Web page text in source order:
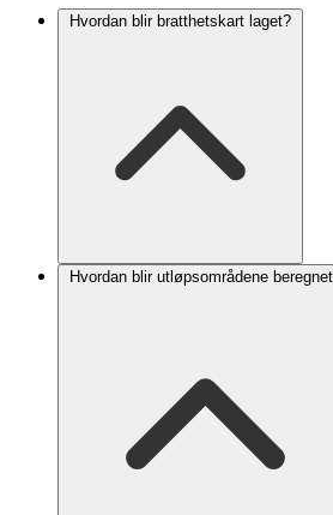
Hvordan blir bratthetskart laget?
Hvordan blir utløpsområdene